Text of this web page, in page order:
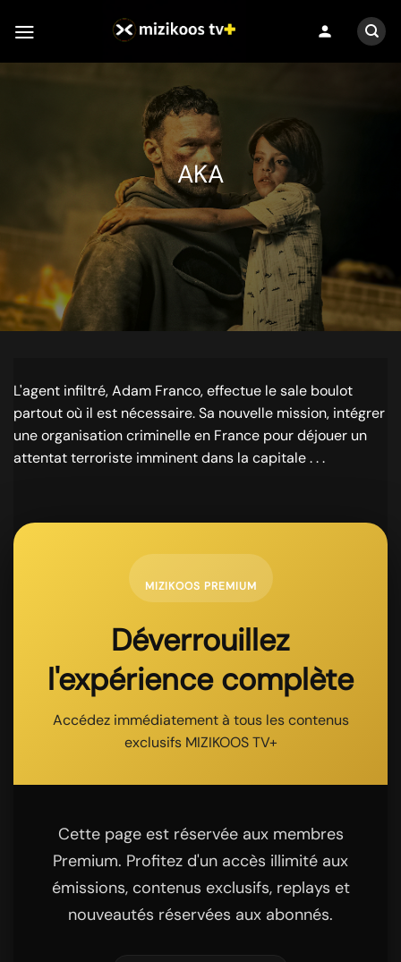
person
AKA
L'agent infiltré, Adam Franco, effectue le sale boulot
partout où il est nécessaire. Sa nouvelle mission, intégrer
une organisation criminelle en France pour déjouer un
attentat terroriste imminent dans la capitale . . .
MIZIKOOS PREMIUM
Déverrouillez
l'expérience complète
Accédez immédiatement à tous les contenus
exclusifs MIZIKOOS TV+
Cette page est réservée aux membres
Premium. Profitez d'un accès illimité aux
émissions, contenus exclusifs, replays et
nouveautés réservées aux abonnés.